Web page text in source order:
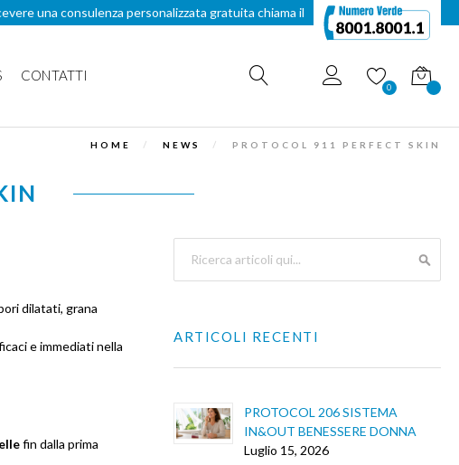
una consulenza personalizzata gratuita chiama il
0 Carrello
CONTATTI
HOME NEWS PROTOCOL 911 PERFECT SKIN
dilatati, grana
e immediati nella
fin dalla prima
ARTICOLI RECENTI
PROTOCOL 206 SISTEMA
IN&OUT BENESSERE DONNA
Luglio 15, 2026